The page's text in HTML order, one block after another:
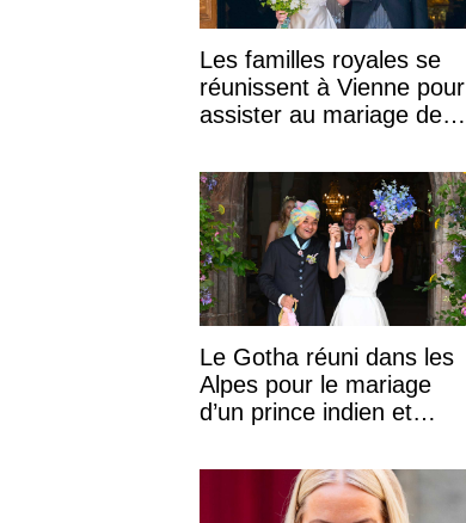
Les familles royales se
réunissent à Vienne pour
assister au mariage de
Le Gotha réuni dans les
Alpes pour le mariage
d’un prince indien et
descendante ...